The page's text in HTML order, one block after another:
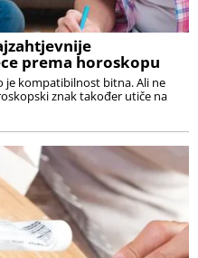
prema horoskopu
je kompatibilnost bitna. Ali ne
znak također utiče na